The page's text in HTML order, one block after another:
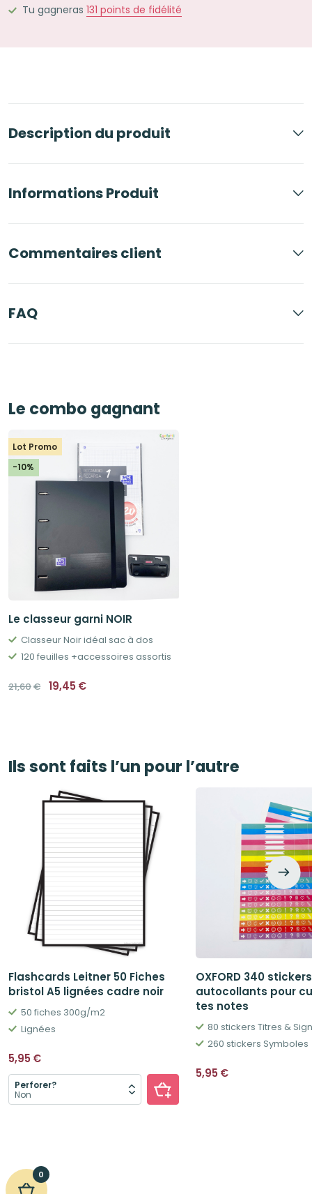
coursTu gagneras 131 points de fidélité
Description du produit
Informations Produit
Commentaires client
FAQ
Le combo gagnant
Lot Promo
-10%
Le classeur garni NOIR
Classeur Noir idéal sac à dos
120 feuilles +accessoires assortis
21,60€ Le
prix
19,45 €
Ils sont faits l’un pour l’autre
Flashcards Leitner 50 Fiches
bristol A5 lignées cadre noir
50 fiches 300g/m2
Lignées
5,95 €
Perforer?
OXFORD 340 stickers
autocollants pour
tes notes
80 stickers Titres &
260 stickers Symboles
5,95 €
0